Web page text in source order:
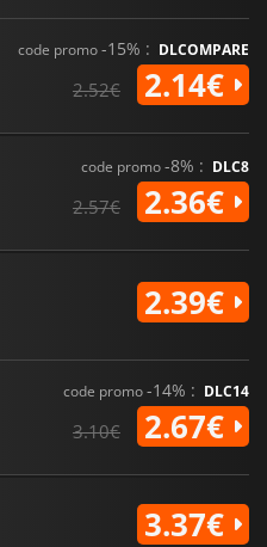
code promo-15% : DLCOMPARE
2.52€ 2.14€
code promo-8% : DLC8
2.57€ 2.36€
2.39€
code promo-14% : DLC14
3.10€ 2.67€
3.37€